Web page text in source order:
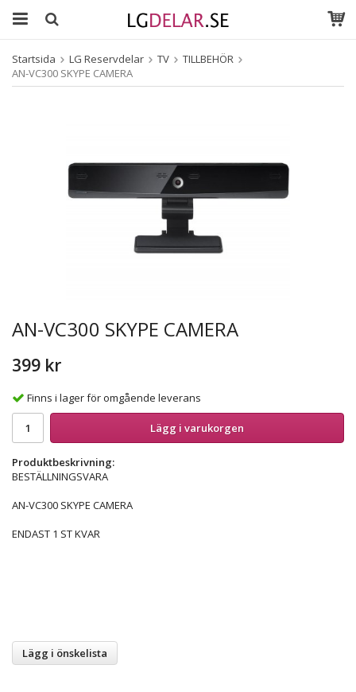
Startsida LG Reservdelar TV
TILLBEHÖR
AN-VC300 SKYPE CAMERA
AN-VC300 SKYPE CAMERA
399 kr
Finns i lager för omgående leverans
Lägg i varukorgen
Produktbeskrivning:
BESTÄLLNINGSVARA
AN-VC300 SKYPE CAMERA
ENDAST 1 ST KVAR
Lägg i önskelista